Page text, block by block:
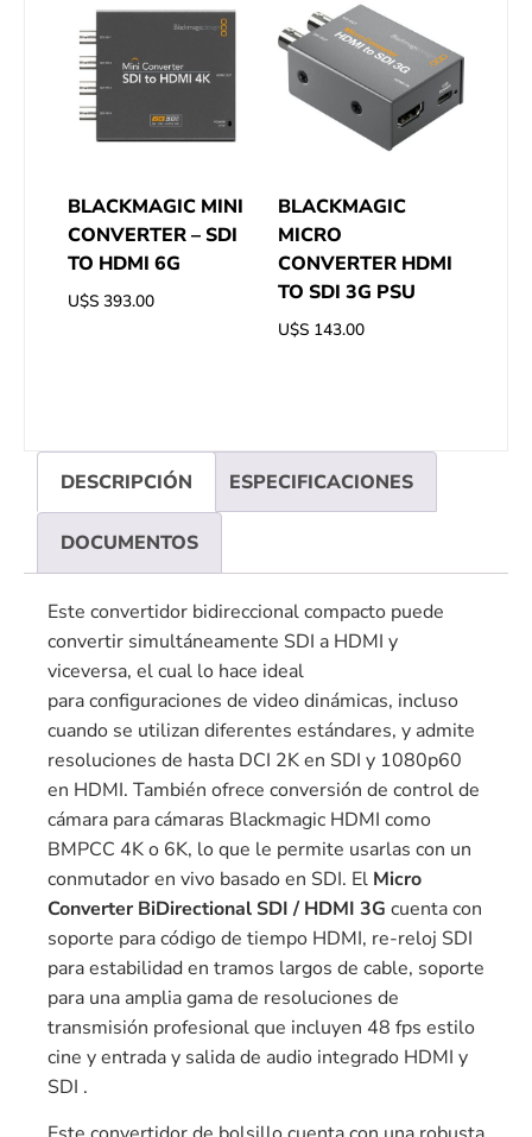
BLACKMAGIC MINI
CONVERTER – SDI
TO HDMI 6G
U$S 393.00
BLACKMAGIC
MICRO
CONVERTER HDMI
TO SDI 3G PSU
U$S 143.00
DESCRIPCIÓN ESPECIFICACIONES
DOCUMENTOS
Este convertidor bidireccional compacto puede
convertir simultáneamente SDI a HDMI y
viceversa, el cual lo hace ideal
para configuraciones de video dinámicas, incluso
cuando se utilizan diferentes estándares, y admite
resoluciones de hasta DCI 2K en SDI y 1080p60
en HDMI. También ofrece conversión de control de
cámara para cámaras Blackmagic HDMI como
BMPCC 4K o 6K, lo que le permite usarlas con un
conmutador en vivo basado en SDI. El Micro
Converter BiDirectional SDI / HDMI 3G cuenta con
soporte para código de tiempo HDMI, re-reloj SDI
para estabilidad en tramos largos de cable, soporte
para una amplia gama de resoluciones de
transmisión profesional que incluyen 48 fps estilo
cine y entrada y salida de audio integrado HDMI y
SDI .